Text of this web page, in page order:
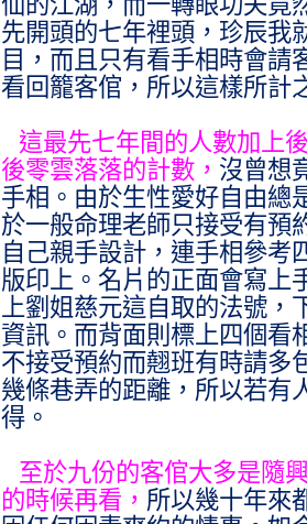
先開頭的七年裡頭，珍辰我
目，而且只有看手相時會請
看回籠客倌，所以這樣所計
這最先七年間的人數加上
後零雲落落的計數， 沒曾想
手相。由於生性愛好自由總
於一般命理老師只接受有預
自己親手設計，連手相參考
版印上。名片的正面會寫上
上劉姐慈元這自取的法號，
資訊。而背面則標上四個看
不接受預約而翹班有時請多
幾條巷弄的距離，所以若有
得。
至於九份的客倌大多是隨
的時候再看， 所以幾十年來